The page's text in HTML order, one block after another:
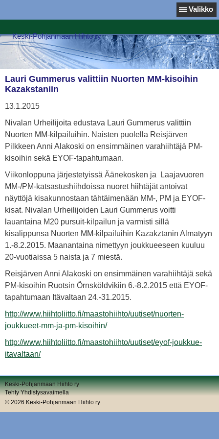
Valikko
Keski-Pohjanmaan Hiihto ry
Lauri Gummerus valittiin Nuorten MM-kisoihin
Kazakstaniin
13.1.2015
Nivalan Urheilijoita edustava Lauri Gummerus valittiin
Nuorten MM-kilpailuihin. Naisten puolella Reisjärven
Pilkkeen Anni Alakoski on ensimmäinen varahiihtäjä PM-
kisoihin sekä EYOF-tapahtumaan.
Viikonloppuna järjestetyissä Äänekosken ja Laajavuoren
MM-/PM-katsastushiihdoissa nuoret hiihtäjät antoivat
näyttöjä kisakunnostaan tähtäimenään MM-, PM ja EYOF-
kisat. Nivalan Urheilijoiden Lauri Gummerus voitti
lauantaina M20 pursuit-kilpailun ja varmisti sillä
kisalippunsa Nuorten MM-kilpailuihin Kazakztanin Almatyyn
1.-8.2.2015. Maanantaina nimettyyn joukkueeseen kuuluu
20-vuotiaissa 5 naista ja 7 miestä.
Reisjärven Anni Alakoski on ensimmäinen varahiihtäjä sekä
PM-kisoihin Ruotsin Örnsköldvikiin 6.-8.2.2015 että EYOF-
tapahtumaan Itävaltaan 24.-31.2015.
http://www.hiihtoliitto.fi/maastohiihto/uutiset/nuorten-
joukkueet-mm-ja-pm-kisoihin/
http://www.hiihtoliitto.fi/maastohiihto/uutiset/eyof-joukkue-
itavaltaan/
Keski-Pohjanmaan Hiihto ry
Tehty Yhdistysavaimella
© 2026 Keski-Pohjanmaan Hiihto ry